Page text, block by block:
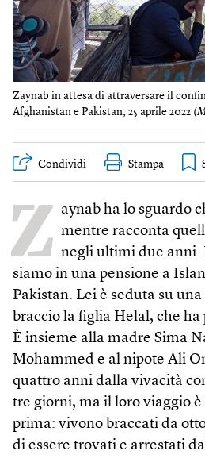
Zaynab in attesa di attraversare il
Afghanistan e Pakistan, 25 aprile 2022 (
Condividi Stampa
Z aynab ha lo sguardo
mentre racconta
negli ultimi due anni.
siamo in una pensione a
Pakistan. Lei è seduta su
braccio la figlia Helal, che ha
È insieme alla madre Sima
Mohammed e al nipote Ali
quattro anni dalla vivacità
tre giorni, ma il loro viaggio
prima: vivono braccati da
di essere trovati e arrestati